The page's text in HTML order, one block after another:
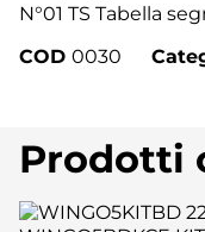
N°01 TS Tabella
COD 0030
Prodotti